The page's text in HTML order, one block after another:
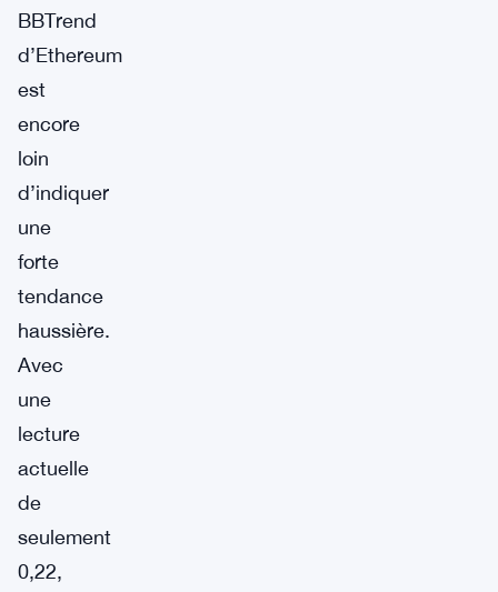
BBTrend
d’Ethereum
est
encore
loin
d’indiquer
une
forte
tendance
haussière.
Avec
une
lecture
actuelle
de
seulement
0,22,